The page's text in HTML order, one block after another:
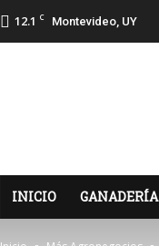
12.1 C Montevideo, UY
INICIO GANADERÍA